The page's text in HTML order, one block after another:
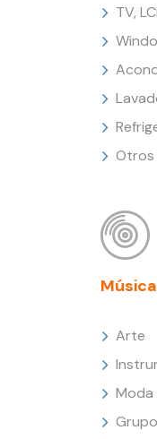
TV,
Otros
Arte
Moda